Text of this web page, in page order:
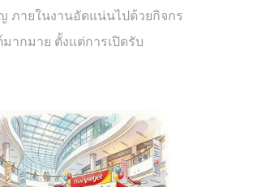
ภายในงานอัดแน่นไปด้วยกิจกร
มากมาย ตั้งแต่การเปิดรับ